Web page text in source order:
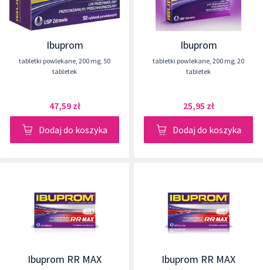
Ibuprom
tabletki powlekane, 200 mg, 50
tabletek
47,59 zł
Dodaj do koszyka
Ibuprom
tabletki powlekane, 200 mg, 20
tabletek
25,95 zł
Dodaj do koszyka
Ibuprom RR MAX Ibuprom RR MAX